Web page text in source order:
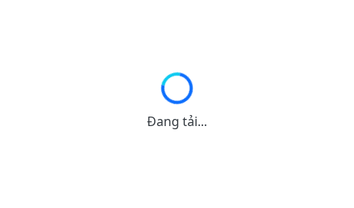
Đang tải...